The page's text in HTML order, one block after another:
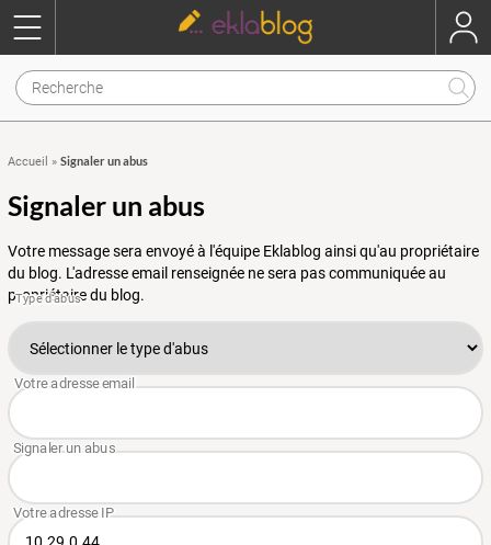
Accueil » Signaler un abus
Signaler un abus
Votre message sera envoyé à l'équipe Eklablog ainsi qu'au propriétaire
du blog. L'adresse email renseignée ne sera pas communiquée au
propriétaire du blog.